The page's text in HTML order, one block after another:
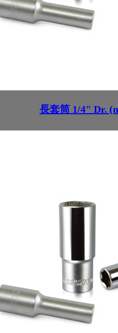
長套筒 1/4" Dr.